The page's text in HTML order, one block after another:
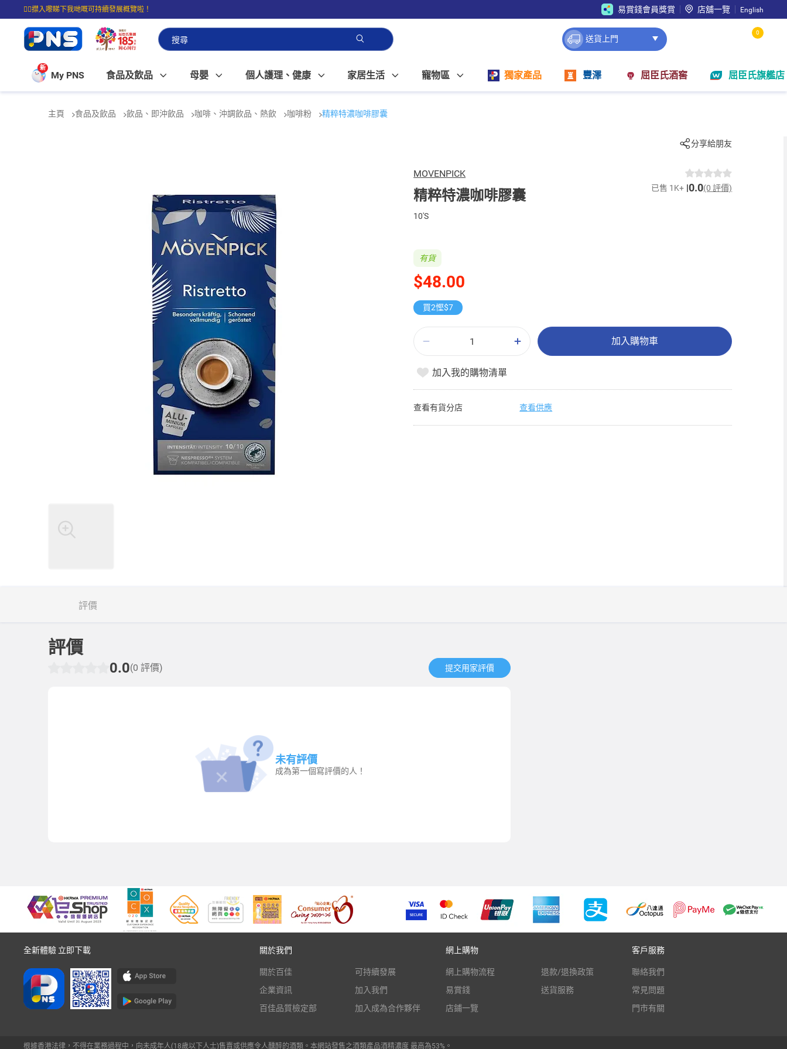
☝🏼㩒入嚟睇下我哋嘅可持續發展概覽啦！
⭐購物滿$399即享免費送貨；滿$100即可免費店取。
易賞錢會員獎賞 店舖一覽 English
送貨上門
0
新
My PNS 食品及飲品 母嬰 個人護理、健康 家居生活 寵物區 獨家產品 豐澤 屈臣氏酒窖 屈臣氏旗艦店
主頁 食品及飲品 飲品、即沖飲品 咖啡、沖調飲品、熱飲 咖啡粉 精粹特濃咖啡膠囊
分享給朋友
MOVENPICK
精粹特濃咖啡膠囊 已售 1K+ 0.0(0 評價)
10'S
$48.00
有貨
買2慳$7
加入購物車
加入我的購物清單
查看有貨分店 查看供應
評價
評價
0.0(0 評價) 提交用家評價​
未有評價
成為第一個寫評價的人！
全新體驗 立即下載 關於我們
關於百佳
企業資訊
百佳品質檢定部
可持續發展
加入我們
加入成為合作夥伴
網上購物
網上購物流程
易賞錢
店鋪一覽
退款/退換政策
送貨服務
客戶服務
聯絡我們
常見問題
門市有關
根據香港法律，不得在業務過程中，向未成年人(18歲以下人士)售賣或供應令人醺醉的酒類。本網站發售之酒類產品酒精濃度 最高為53%。